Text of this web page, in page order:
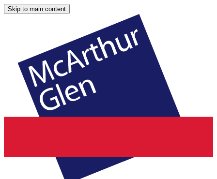
Skip to main content